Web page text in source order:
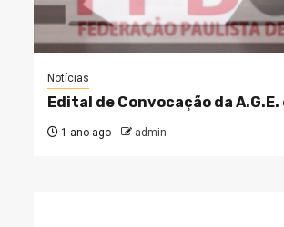
Notícias
Edital de Convocação da
1 ano ago admin